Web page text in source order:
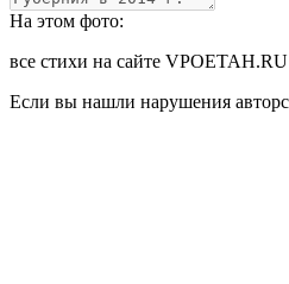
На этом фото:
все стихи на сайте
Если вы нашли нарушения